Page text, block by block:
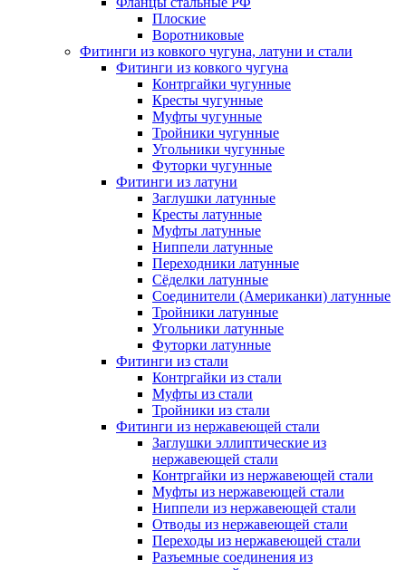
Плоские
Воротниковые
Фитинги из ковкого чугуна, латуни и стали
Фитинги из ковкого чугуна
Контргайки чугунные
Кресты чугунные
Муфты чугунные
Тройники чугунные
Угольники чугунные
Футорки чугунные
Фитинги из латуни
Заглушки латунные
Кресты латунные
Муфты латунные
Ниппели латунные
Переходники латунные
Сёделки латунные
Соединители (Американки) латунные
Тройники латунные
Угольники латунные
Футорки латунные
Фитинги из стали
Контргайки из стали
Муфты из стали
Тройники из стали
Фитинги из нержавеющей стали
Заглушки эллиптические из
нержавеющей стали
Контргайки из нержавеющей стали
Муфты из нержавеющей стали
Ниппели из нержавеющей стали
Отводы из нержавеющей стали
Переходы из нержавеющей стали
Разъемные соединения из